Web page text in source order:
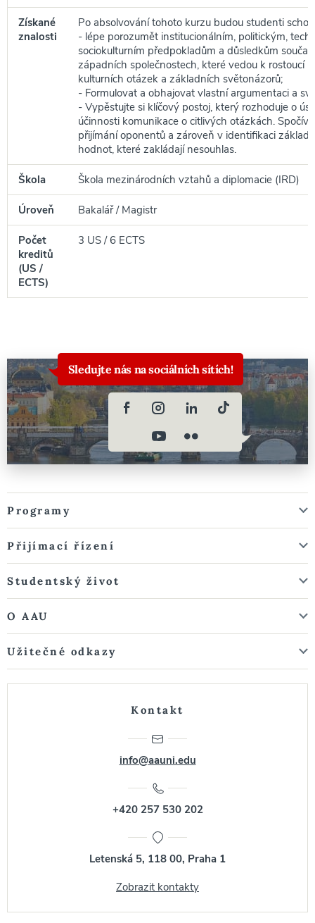
Získané
znalosti
Po absolvování tohoto kurzu budou studenti
- lépe porozumět institucionálním, politickým,
sociokulturním předpokladům a důsledkům
západních společnostech, které vedou k rostoucí
kulturních otázek a základních světonázorů;
- Formulovat a obhajovat vlastní argumentaci a
- Vypěstujte si klíčový postoj, který rozhoduje o
účinnosti komunikace o citlivých otázkách.
přijímání oponentů a zároveň v identifikaci
hodnot, které zakládají nesouhlas.
Škola Škola mezinárodních vztahů a diplomacie (IRD)
Úroveň Bakalář / Magistr
Počet
kreditů
(US /
ECTS)
3 US / 6 ECTS
Sledujte nás na sociálních sítích!
Programy
Přijímací řízení
Studentský život
O AAU
Užitečné odkazy
Kontakt
info@aauni.edu
+420 257 530 202
Letenská 5, 118 00, Praha 1
Zobrazit kontakty